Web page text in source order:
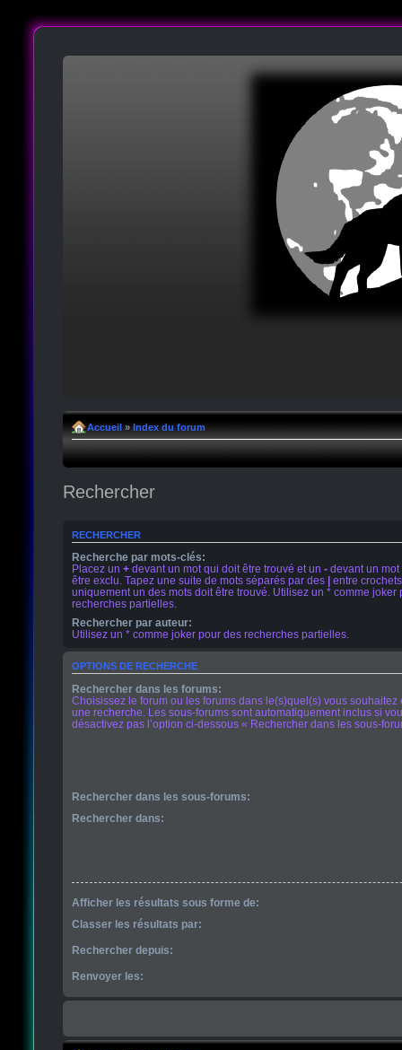
Accueil » Index du forum
Rechercher
RECHERCHER
Recherche par mots-clés:
Placez un + devant un mot qui doit être trouvé et un - devant un mot
être exclu. Tapez une suite de mots séparés par des | entre
uniquement un des mots doit être trouvé. Utilisez un * comme joker
recherches partielles.
Rechercher par auteur:
Utilisez un * comme joker pour des recherches partielles.
OPTIONS DE RECHERCHE
Rechercher dans les forums:
Choisissez le forum ou les forums dans le(s)quel(s) vous souhaitez
une recherche. Les sous-forums sont automatiquement inclus si
désactivez pas l’option ci-dessous « Rechercher dans les sous-
Rechercher dans les sous-forums:
Rechercher dans:
Afficher les résultats sous forme de:
Classer les résultats par:
Rechercher depuis:
Renvoyer les: